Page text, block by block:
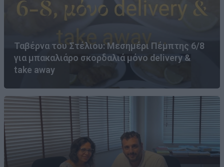
Ταβέρνα του Στέλιου: Μεσημέρι Πέμπτης 6/8
για μπακαλιάρο σκορδαλιά μόνο delivery &
take away